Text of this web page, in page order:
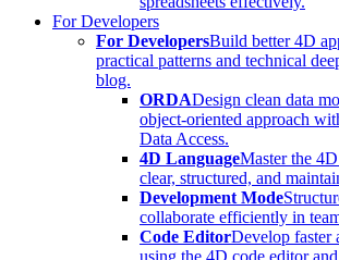
For Developers
For DevelopersBuild better 4D
practical patterns and technical
blog.
ORDADesign clean data
object-oriented approach
Data Access.
4D LanguageMaster the
clear, structured, and
Development Mode
collaborate efficiently in
Code EditorDevelop faster
using the 4D code editor